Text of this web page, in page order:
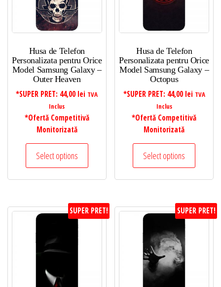
Husa de Telefon
Personalizata pentru Orice
Model Samsung Galaxy –
Outer Heaven
*SUPER PRET: 44,00 lei TVA
Inclus
*Ofertă Competitivă
Monitorizată
Select options
Husa de Telefon
Personalizata pentru Orice
Model Samsung Galaxy –
Octopus
*SUPER PRET: 44,00 lei TVA
Inclus
*Ofertă Competitivă
Monitorizată
Select options
SUPER PRET! SUPER PRET!